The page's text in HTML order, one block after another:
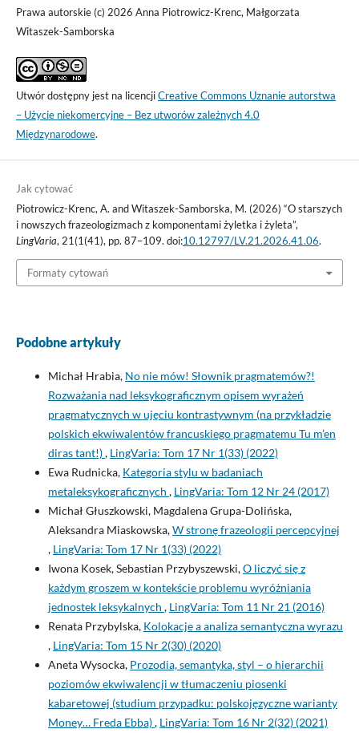
Prawa autorskie (c) 2026 Anna Piotrowicz-Krenc, Małgorzata
Witaszek-Samborska
Utwór dostępny jest na licencjiCreative Commons Uznanie autorstwa
– Użycie niekomercyjne – Bez utworów zależnych 4.0
Międzynarodowe.
Jak cytować
Piotrowicz-Krenc, A. and Witaszek-Samborska, M. (2026) “O starszych
i nowszych frazeologizmach z komponentami żyletka i żyleta”,
LingVaria, 21(1(41), pp. 87–109. doi:10.12797/LV.21.2026.41.06.
Formaty cytowań
Podobne artykuły
Michał Hrabia, No nie mów! Słownik pragmatemów?!
Rozważania nad leksykograficznym opisem wyrażeń
pragmatycznych w ujęciu kontrastywnym (na przykładzie
polskich ekwiwalentów francuskiego pragmatemu Tu m’en
diras tant!), LingVaria: Tom 17 Nr 1(33) (2022)
Ewa Rudnicka, Kategoria stylu w badaniach
metaleksykograficznych , LingVaria: Tom 12 Nr 24 (2017)
Michał Głuszkowski, Magdalena Grupa-Dolińska,
Aleksandra Miaskowska,W stronę frazeologii percepcyjnej
, LingVaria: Tom 17 Nr 1(33) (2022)
Iwona Kosek, Sebastian Przybyszewski,O liczyć się z
każdym groszem w kontekście problemu wyróżniania
jednostek leksykalnych , LingVaria: Tom 11 Nr 21 (2016)
Renata Przybylska, Kolokacje a analiza semantyczna wyrazu
, LingVaria: Tom 15 Nr 2(30) (2020)
Aneta Wysocka, Prozodia, semantyka, styl – o hierarchii
poziomów ekwiwalencji w tłumaczeniu piosenki
kabaretowej (studium przypadku: polskojęzyczne warianty
Money… Freda Ebba), LingVaria: Tom 16 Nr 2(32) (2021)